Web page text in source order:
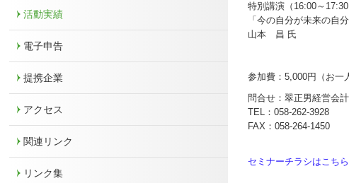
活動実績
電子申告
提携企業
アクセス
関連リンク
リンク集
特別講演（16:00～17:30
「今の自分が未来の自
山本 昌 氏
参加費：5,000円（お一
問合せ：翠正男経営会
TEL： 058-262-3928
FAX：058-264-1450
セミナーチラシはこちら